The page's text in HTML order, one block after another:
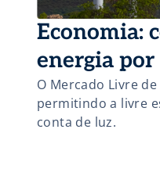
Economia:
energia
O Mercado Livre
permitindo a livre
conta de luz.